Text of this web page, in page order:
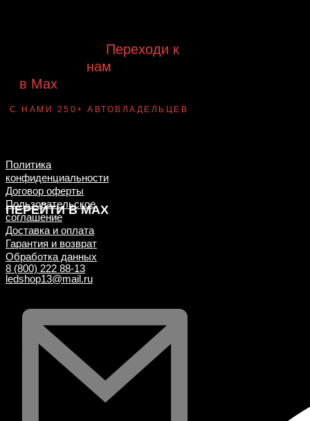
Переходи к
нам
в Max
С НАМИ 250+ АВТОВЛАДЕЛЬЦЕВ
ПЕРЕЙТИ В MAX
Политика
конфиденциальности
Договор оферты
Пользовательское
соглашение
Доставка и оплата
Гарантия и возврат
Обработка данных
8 (800) 222 88-13
ledshop13@mail.ru